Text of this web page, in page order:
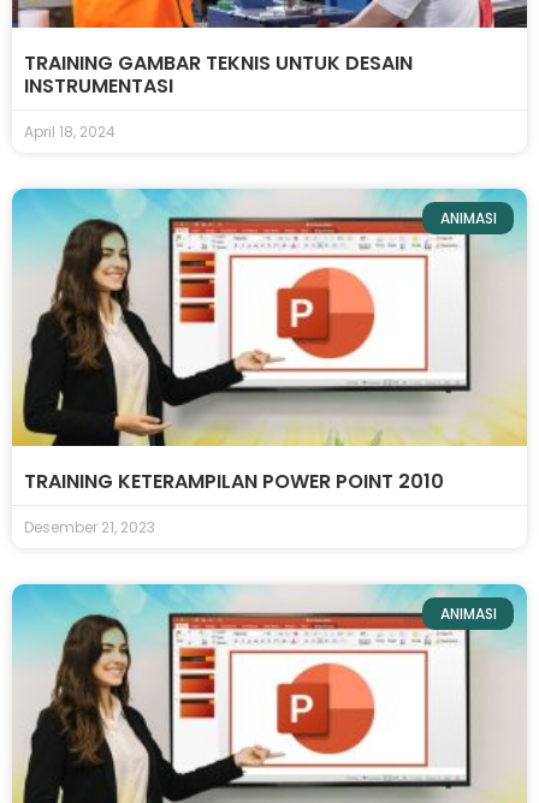
TRAINING GAMBAR TEKNIS UNTUK DESAIN
INSTRUMENTASI
April 18, 2024
ANIMASI
TRAINING KETERAMPILAN POWER POINT 2010
Desember 21, 2023
ANIMASI